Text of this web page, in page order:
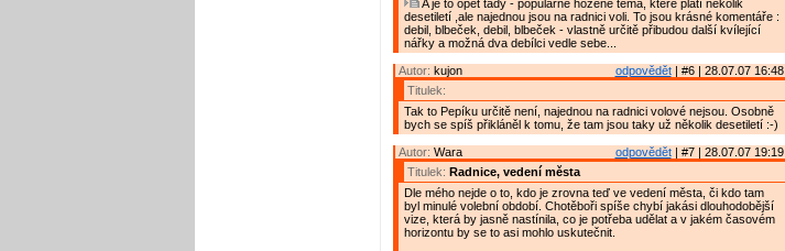
A je to opět tady - populárně hozené téma, které platí několik
desetiletí ,ale najednou jsou na radnici voli. To jsou krásné komentáře :
debil, blbeček, debil, blbeček - vlastně určitě přibudou další kvílející
nářky a možná dva debílci vedle sebe...
odpovědět| #6 | 28.07.07 16:48
Autor: kujon
Titulek:
Tak to Pepíku určitě není, najednou na radnici volové nejsou. Osobně
bych se spíš přikláněl k tomu, že tam jsou taky už několik desetiletí :-)
odpovědět| #7 | 28.07.07 19:19
Autor: Wara
Titulek: Radnice, vedení města
Dle mého nejde o to, kdo je zrovna teď ve vedení města, či kdo tam
byl minulé volební období. Chotěboři spíše chybí jakási dlouhodobější
vize, která by jasně nastínila, co je potřeba udělat a v jakém časovém
horizontu by se to asi mohlo uskutečnit.